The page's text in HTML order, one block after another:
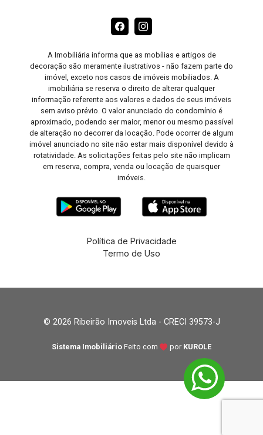
A Imobiliária informa que as mobílias e artigos de
decoração são meramente ilustrativos - não fazem parte do
imóvel, exceto nos casos de imóveis mobiliados. A
imobiliária se reserva o direito de alterar qualquer
informação referente aos valores e dados de seus imóveis
sem aviso prévio. O valor anunciado do condomínio é
aproximado, podendo ser maior, menor ou mesmo passível
de alteração no decorrer da locação. Pode ocorrer de algum
imóvel anunciado no site não estar mais disponível devido à
rotatividade. As solicitações feitas pelo site não implicam
em reserva, compra, venda ou locação de quaisquer
imóveis.
Política de Privacidade
Termo de Uso
© 2026 Ribeirão Imoveis Ltda - CRECI 39573-J
Sistema Imobiliário Feito com por KUROLE